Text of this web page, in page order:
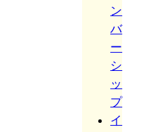
ン
バ
ー
シ
ッ
プ
イ